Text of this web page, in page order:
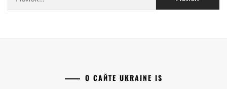
О САЙТЕ UKRAINE IS